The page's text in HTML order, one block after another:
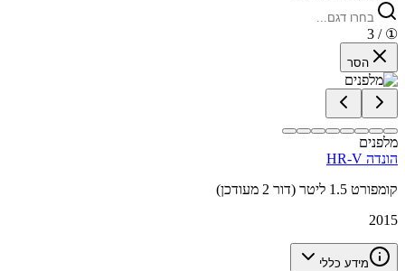
①
/ 3
הסר
מלפנים
הונדה HR-V
קומפורט 1.5 ליטר (דור 2 מעודכן)
2015
מידע כללי